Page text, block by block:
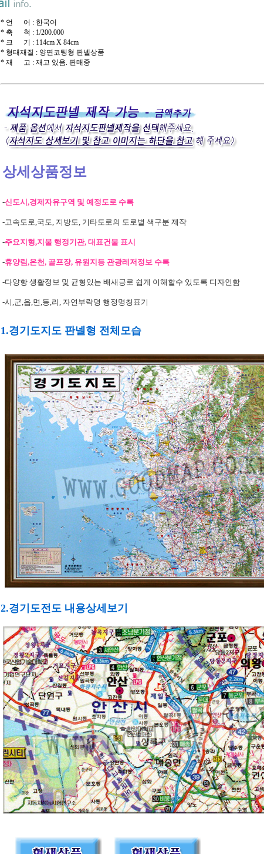
* 언 어 : 한국어
* 축 척 : 1/200.000
* 크 기 : 114cm X 84cm
* 형태재질 : 양면코팅형 판넬상품
* 재 고 : 재고 있음. 판매중
상세상품정보
-신도시,경제자유구역 및 예정도로 수록
-고속도로,국도, 지방도, 기타도로의 도로별 색구분 제작
-주요지형,지물 행정기관, 대표건물 표시
-휴양림,온천, 골프장, 유원지등 관광레저정보 수록
-다양항 생활정보 및 균형있는 배새긍로 쉽게 이해할수 있도록 디자인함
-시,군,읍,면,동,리, 자연부락명 행정명칭표기
1.경기도지도 판넬형 전체모습
2.경기도전도 내용상세보기